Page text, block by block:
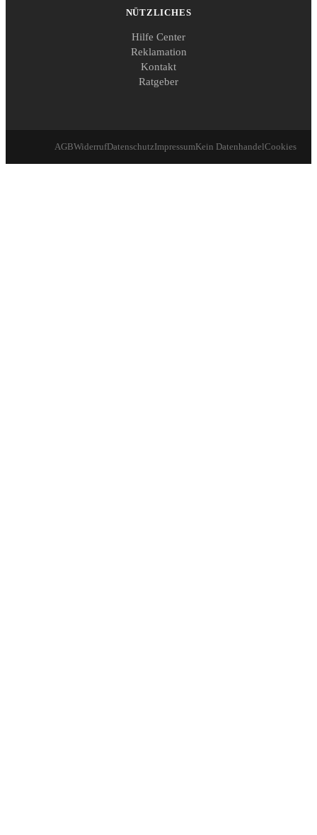
NÜTZLICHES
Hilfe Center
Reklamation
Kontakt
Ratgeber
AGBWiderrufDatenschutzImpressumKein DatenhandelCookies